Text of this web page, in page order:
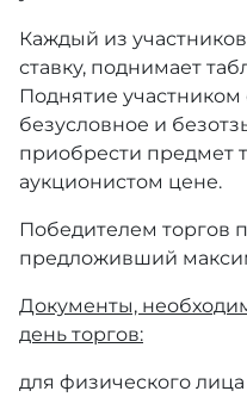
Каждый из
ставку, поднимает
Поднятие участником
безусловное и
приобрести предмет
аукционистом цене.
Победителем торгов
предложивший
Документы,
день торгов:
для физического лица